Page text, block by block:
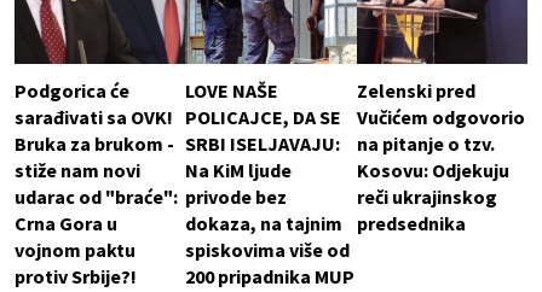
Podgorica će
sarađivati sa OVK!
Bruka za brukom -
stiže nam novi
udarac od "braće":
Crna Gora u
vojnom paktu
protiv Srbije?!
LOVE NAŠE
POLICAJCE, DA SE
SRBI ISELJAVAJU:
Na KiM ljude
privode bez
dokaza, na tajnim
spiskovima više od
200 pripadnika MUP
Zelenski pred
Vučićem odgovorio
na pitanje o tzv.
Kosovu: Odjekuju
reči ukrajinskog
predsednika